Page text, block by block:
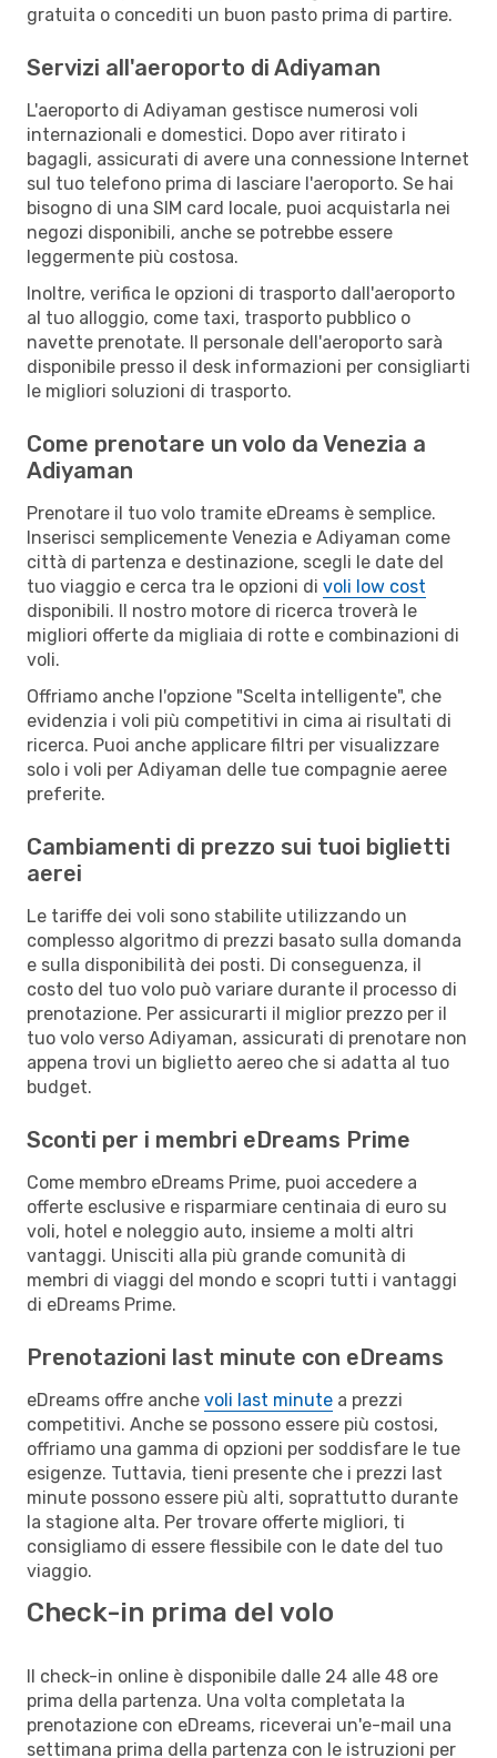
gratuita o concediti un buon pasto prima di partire.
Servizi all'aeroporto di Adiyaman
L'aeroporto di Adiyaman gestisce numerosi voli
internazionali e domestici. Dopo aver ritirato i
bagagli, assicurati di avere una connessione Internet
sul tuo telefono prima di lasciare l'aeroporto. Se hai
bisogno di una SIM card locale, puoi acquistarla nei
negozi disponibili, anche se potrebbe essere
leggermente più costosa.
Inoltre, verifica le opzioni di trasporto dall'aeroporto
al tuo alloggio, come taxi, trasporto pubblico o
navette prenotate. Il personale dell'aeroporto sarà
disponibile presso il desk informazioni per consigliarti
le migliori soluzioni di trasporto.
Come prenotare un volo da Venezia a
Adiyaman
Prenotare il tuo volo tramite eDreams è semplice.
Inserisci semplicemente Venezia e Adiyaman come
città di partenza e destinazione, scegli le date del
tuo viaggio e cerca tra le opzioni di voli low cost
disponibili. Il nostro motore di ricerca troverà le
migliori offerte da migliaia di rotte e combinazioni di
voli.
Offriamo anche l'opzione "Scelta intelligente", che
evidenzia i voli più competitivi in cima ai risultati di
ricerca. Puoi anche applicare filtri per visualizzare
solo i voli per Adiyaman delle tue compagnie aeree
preferite.
Cambiamenti di prezzo sui tuoi biglietti
aerei
Le tariffe dei voli sono stabilite utilizzando un
complesso algoritmo di prezzi basato sulla domanda
e sulla disponibilità dei posti. Di conseguenza, il
costo del tuo volo può variare durante il processo di
prenotazione. Per assicurarti il miglior prezzo per il
tuo volo verso Adiyaman, assicurati di prenotare non
appena trovi un biglietto aereo che si adatta al tuo
budget.
Sconti per i membri eDreams Prime
Come membro eDreams Prime, puoi accedere a
offerte esclusive e risparmiare centinaia di euro su
voli, hotel e noleggio auto, insieme a molti altri
vantaggi. Unisciti alla più grande comunità di
membri di viaggi del mondo e scopri tutti i vantaggi
di eDreams Prime.
Prenotazioni last minute con eDreams
eDreams offre anche voli last minute a prezzi
competitivi. Anche se possono essere più costosi,
offriamo una gamma di opzioni per soddisfare le tue
esigenze. Tuttavia, tieni presente che i prezzi last
minute possono essere più alti, soprattutto durante
la stagione alta. Per trovare offerte migliori, ti
consigliamo di essere flessibile con le date del tuo
viaggio.
Check-in prima del volo
Il check-in online è disponibile dalle 24 alle 48 ore
prima della partenza. Una volta completata la
prenotazione con eDreams, riceverai un'e-mail una
settimana prima della partenza con le istruzioni per